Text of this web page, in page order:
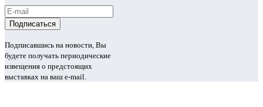
Подписавшись на новости, Вы
будете получать периодические
извещения о предстоящих
выставках на ваш e-mail.